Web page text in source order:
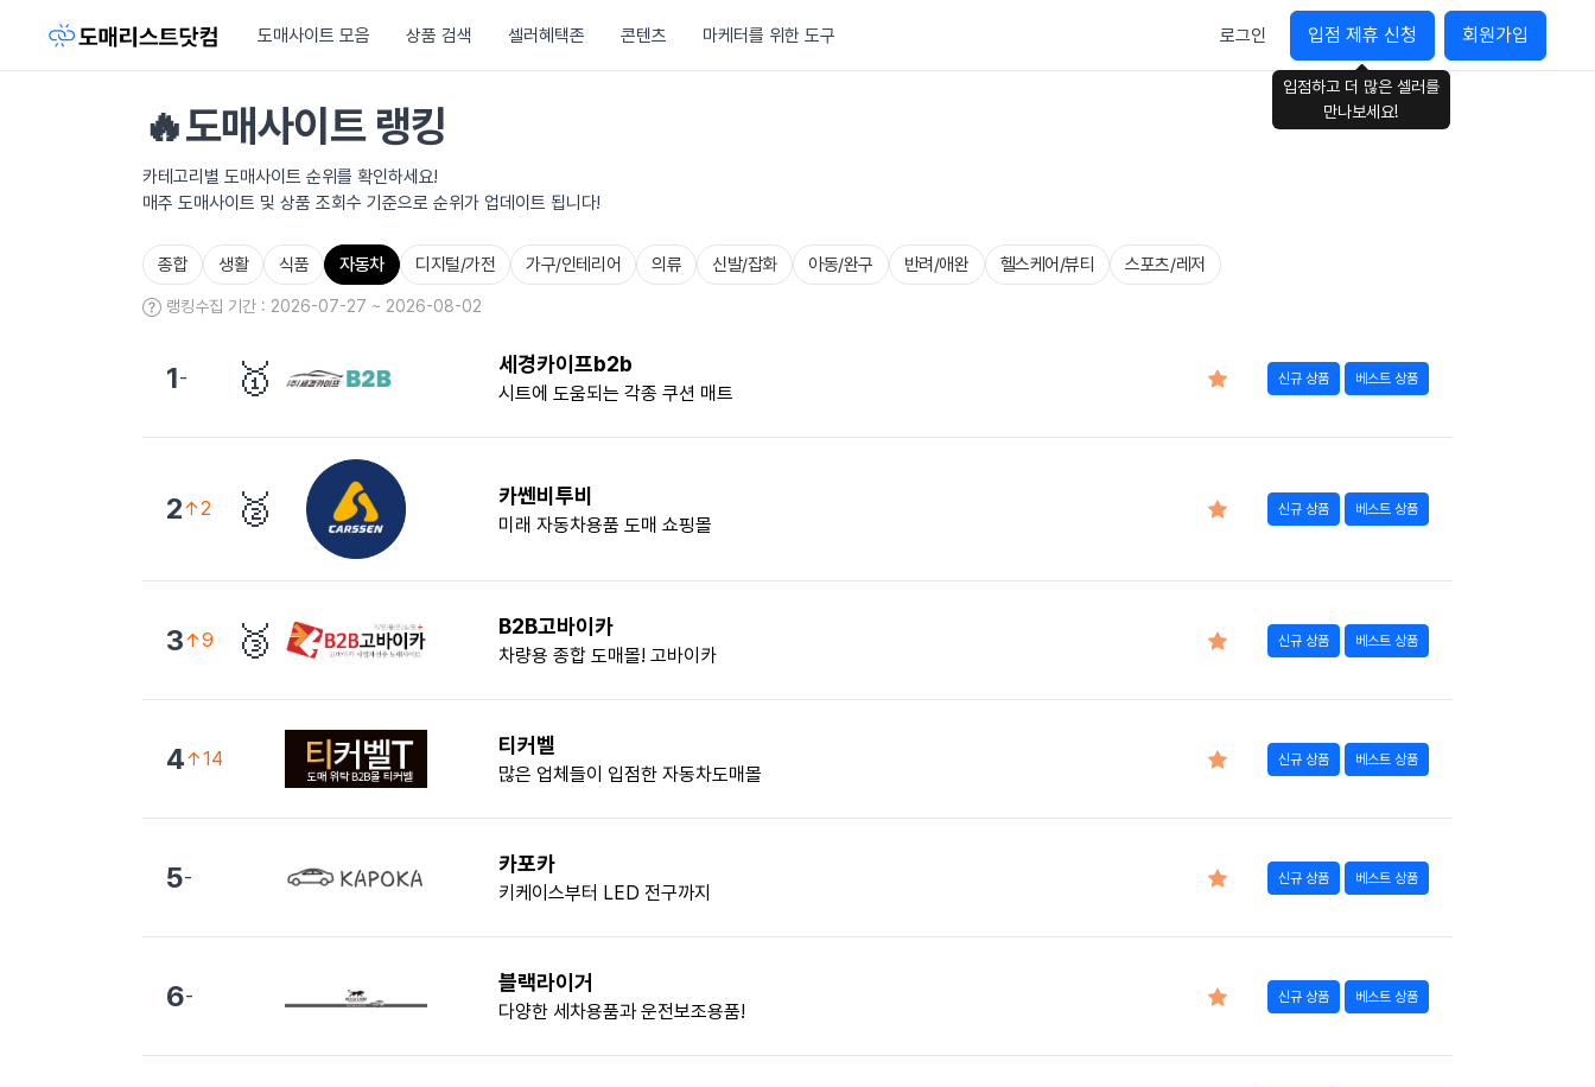
도매사이트 모음 상품 검색 셀러혜택존 콘텐츠 마케터를 위한 도구 로그인 입점 제휴 신청
입점하고 더 많은 셀러를
만나보세요!
회원가입
🔥도매사이트 랭킹
카테고리별 도매사이트 순위를 확인하세요!
매주 도매사이트 및 상품 조회수 기준으로 순위가 업데이트 됩니다!
종합 생활 식품 자동차 디지털/가전 가구/인테리어 의류 신발/잡화 아동/완구 반려/애완 헬스케어/뷰티 스포츠/레저
랭킹수집 기간 : 2026-07-27 ~ 2026-08-02
1- 🥇 세경카이프b2b
시트에 도움되는 각종 쿠션 매트
신규 상품 베스트 상품
2↑2 🥈 카쎈비투비
미래 자동차용품 도매 쇼핑몰
신규 상품 베스트 상품
3↑9 🥉 B2B고바이카
차량용 종합 도매몰! 고바이카
신규 상품 베스트 상품
4↑14
티커벨
많은 업체들이 입점한 자동차도매몰
신규 상품 베스트 상품
5-
카포카
키케이스부터 LED 전구까지
신규 상품 베스트 상품
6-
블랙라이거
다양한 세차용품과 운전보조용품!
신규 상품 베스트 상품